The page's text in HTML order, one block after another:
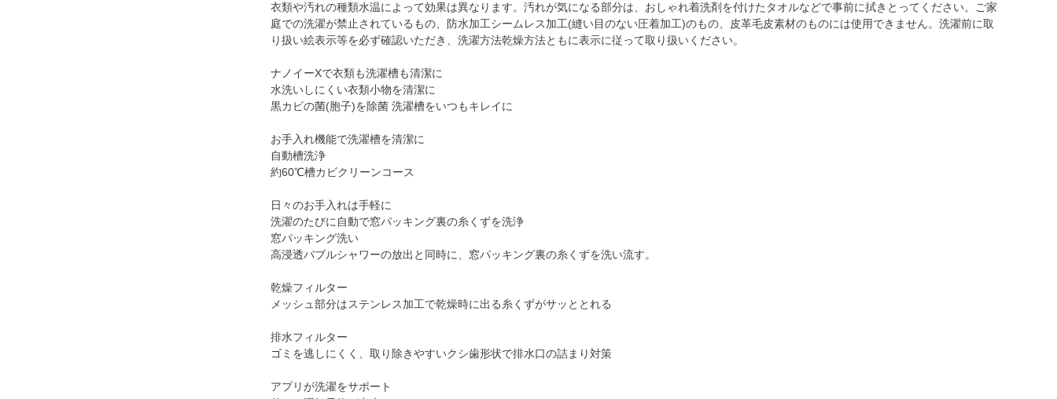
衣類や汚れの種類水温によって効果は異なります。汚れが気になる部分は、おしゃれ着洗剤を付けたタオルなどで事前に拭きとってください。ご家
庭での洗濯が禁止されているもの、防水加工シームレス加工(縫い目のない圧着加工)のもの、皮革毛皮素材のものには使用できません。洗濯前に取
り扱い絵表示等を必ず確認いただき、洗濯方法乾燥方法ともに表示に従って取り扱いください。
ナノイーXで衣類も洗濯槽も清潔に
水洗いしにくい衣類小物を清潔に
黒カビの菌(胞子)を除菌 洗濯槽をいつもキレイに
お手入れ機能で洗濯槽を清潔に
自動槽洗浄
約60℃槽カビクリーンコース
日々のお手入れは手軽に
洗濯のたびに自動で窓パッキング裏の糸くずを洗浄
窓パッキング洗い
高浸透バブルシャワーの放出と同時に、窓パッキング裏の糸くずを洗い流す。
乾燥フィルター
メッシュ部分はステンレス加工で乾燥時に出る糸くずがサッととれる
排水フィルター
ゴミを逃しにくく、取り除きやすいクシ歯形状で排水口の詰まり対策
アプリが洗濯をサポート